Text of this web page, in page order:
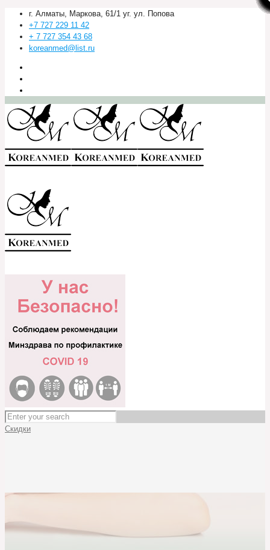
г. Алматы, Маркова, 61/1 уг. ул. Попова
+7 727 229 11 42
+ 7 727 354 43 68
koreanmed@list.ru
Скидки